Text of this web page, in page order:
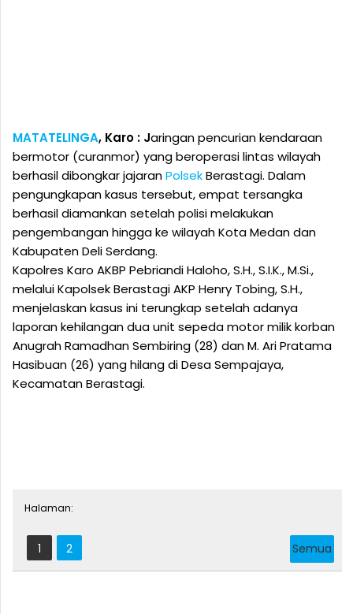
MATATELINGA, Karo : Jaringan pencurian kendaraan
bermotor (curanmor) yang beroperasi lintas wilayah
berhasil dibongkar jajaranPolsekBerastagi. Dalam
pengungkapan kasus tersebut, empat tersangka
berhasil diamankan setelah polisi melakukan
pengembangan hingga ke wilayah Kota Medan dan
Kabupaten Deli Serdang.
Kapolres Karo AKBP Pebriandi Haloho, S.H., S.I.K., M.Si.,
melalui Kapolsek Berastagi AKP Henry Tobing, S.H.,
menjelaskan kasus ini terungkap setelah adanya
laporan kehilangan dua unit sepeda motor milik korban
Anugrah Ramadhan Sembiring (28) dan M. Ari Pratama
Hasibuan (26) yang hilang di Desa Sempajaya,
Kecamatan Berastagi.
Halaman:
1 2 Semua